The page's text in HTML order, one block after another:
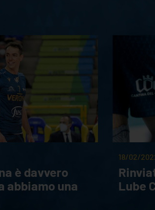
è davvero
abbiamo una
18/02/
Lube